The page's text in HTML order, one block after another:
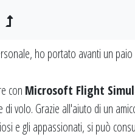
ho portato avanti un
con Microsoft Flight
volo. Grazie all'aiuto di un
e gli appassionati, si può